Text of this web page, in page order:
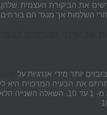
את הביקורת העצמית
השלמות אך מנגד הם בורחים
יותר מידי אנרגיות על
את הבעיה המרכזית
כמה באמת הארגון ואתה כמנכ"ל סובלים